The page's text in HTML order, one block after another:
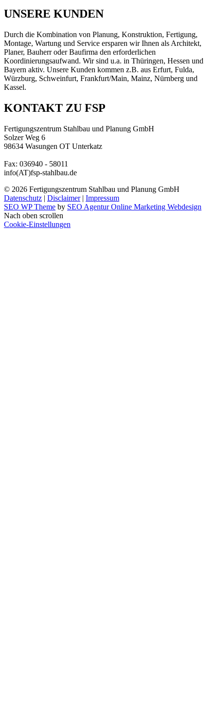
UNSERE KUNDEN
Durch die Kombination von Planung, Konstruktion, Fertigung,
Montage, Wartung und Service ersparen wir Ihnen als Architekt,
Planer, Bauherr oder Baufirma den erforderlichen
Koordinierungsaufwand. Wir sind u.a. in Thüringen, Hessen und
Bayern aktiv. Unsere Kunden kommen z.B. aus Erfurt, Fulda,
Würzburg, Schweinfurt, Frankfurt/Main, Mainz, Nürnberg und
Kassel.
KONTAKT ZU FSP
Fertigungszentrum Stahlbau und Planung GmbH
Solzer Weg 6
98634 Wasungen OT Unterkatz
Fax: 036940 - 58011
info(AT)fsp-stahlbau.de
© 2026 Fertigungszentrum Stahlbau und Planung GmbH
Datenschutz | Disclaimer| Impressum
SEO WP Theme by SEO Agentur Online Marketing Webdesign
Nach oben scrollen
Cookie-Einstellungen